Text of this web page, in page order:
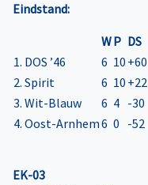
Eindstand:
WP DS
1. DOS ’46
6 10 +60
2. Spirit
6 10 +22
3. Wit-Blauw
6 4 -30
4. Oost-Arnhem6 0 -52
EK-03